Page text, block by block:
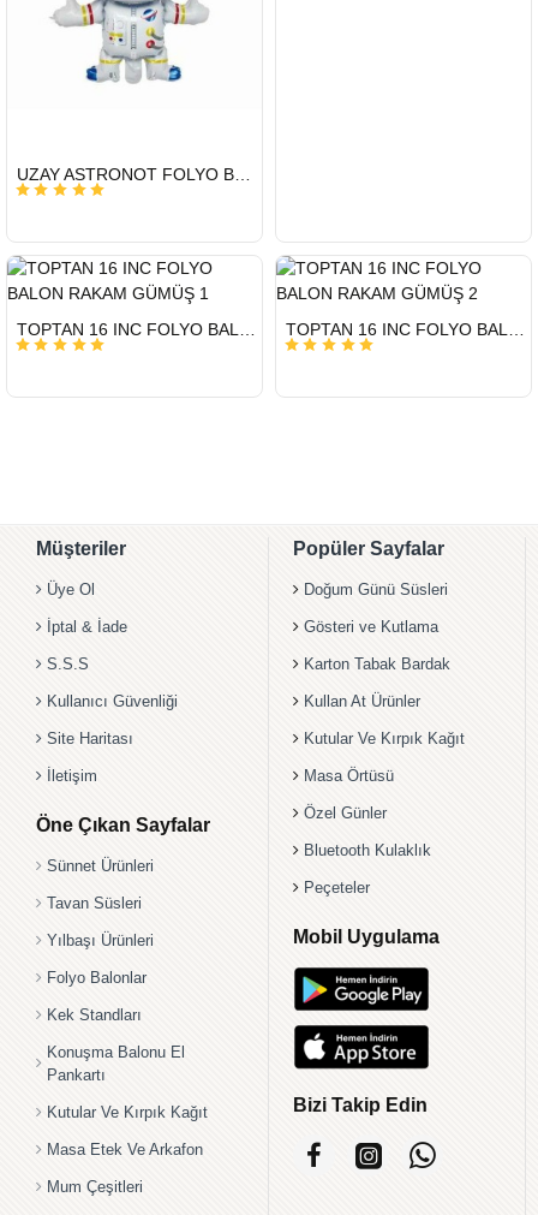
GÖNDERİ
GÖNDERİ
GÖNDERİ
Müşteriler
Üye Ol
İptal & İade
S.S.S
Kullanıcı Güvenliği
Site Haritası
İletişim
Öne Çıkan Sayfalar
Sünnet Ürünleri
Tavan Süsleri
Yılbaşı Ürünleri
Folyo Balonlar
Kek Standları
Konuşma Balonu El
Pankartı
Kutular Ve Kırpık Kağıt
Masa Etek Ve Arkafon
Mum Çeşitleri
Popüler Sayfalar
Doğum Günü Süsleri
Gösteri ve Kutlama
Karton Tabak Bardak
Kullan At Ürünler
Kutular Ve Kırpık Kağıt
Masa Örtüsü
Özel Günler
Bluetooth Kulaklık
Peçeteler
Mobil Uygulama
Bizi Takip Edin